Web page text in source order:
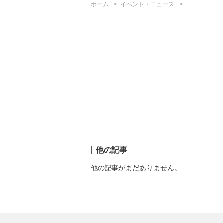
ホーム イベント・ニュース
他の記事
他の記事がまだありません。